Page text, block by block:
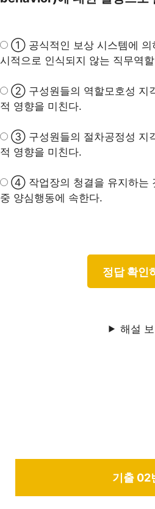
① 공식적인 보상 시스템에 의
시적으로 인식되지 않는 직무역
② 구성원들의 역할모호성 지
적 영향을 미친다.
③ 구성원들의 절차공정성 지
적 영향을 미친다.
④ 작업장의 청결을 유지하는
중 양심행동에 속한다.
해설
기출 02